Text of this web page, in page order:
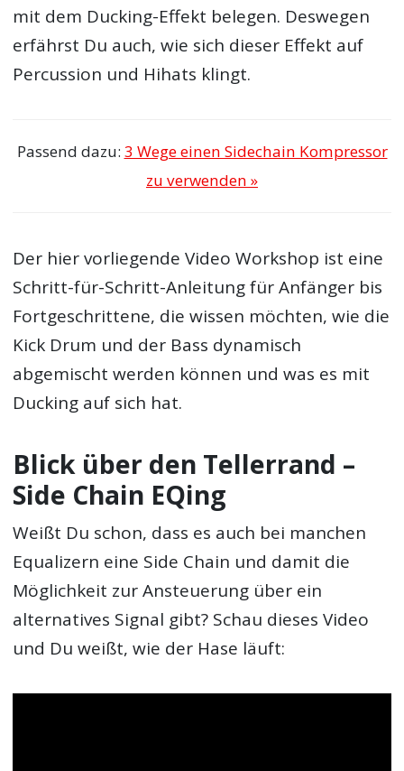
mit dem Ducking-Effekt belegen. Deswegen
erfährst Du auch, wie sich dieser Effekt auf
Percussion und Hihats klingt.
Passend dazu: 3 Wege einen Sidechain Kompressor
zu verwenden »
Der hier vorliegende Video Workshop ist eine
Schritt-für-Schritt-Anleitung für Anfänger bis
Fortgeschrittene, die wissen möchten, wie die
Kick Drum und der Bass dynamisch
abgemischt werden können und was es mit
Ducking auf sich hat.
Blick über den Tellerrand –
Side Chain EQing
Weißt Du schon, dass es auch bei manchen
Equalizern eine Side Chain und damit die
Möglichkeit zur Ansteuerung über ein
alternatives Signal gibt? Schau dieses Video
und Du weißt, wie der Hase läuft: